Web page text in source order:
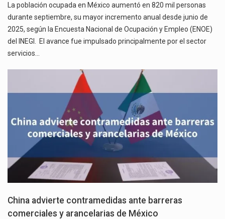
La población ocupada en México aumentó en 820 mil personas
durante septiembre, su mayor incremento anual desde junio de
2025, según la Encuesta Nacional de Ocupación y Empleo (ENOE)
del INEGI. El avance fue impulsado principalmente por el sector
servicios…
China advierte contramedidas ante barreras
comerciales y arancelarias de México